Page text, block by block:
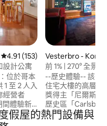
從 153 則評價中獲得 4.91 的平
4.91 (153)
設計公寓
位於哥本
至 2 人入
經營者
體驗新
園露台上
館、畫
Vesterbro -
ve的私有公寓
前 1% | 270° 全景
中心房源
--歷史體驗-- 該公
住宅大樓的高層，
獎得主「尼爾斯·
歷史區「
Carlsberg舊釀酒
子也位於這裡。公
假屋的熱門設備與